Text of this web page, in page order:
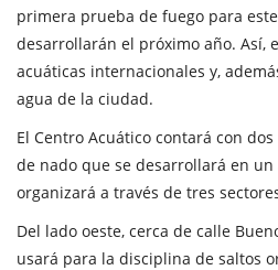
primera prueba de fuego para
desarrollarán el próximo año. Así,
acuáticas internacionales y,
agua de la ciudad.
El Centro Acuático contará con
de nado que se desarrollará en
organizará a través de tres
Del lado oeste, cerca de calle
usará para la disciplina de saltos